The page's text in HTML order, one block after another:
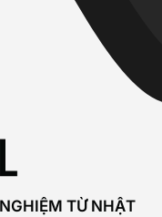
TỪ NHẬT